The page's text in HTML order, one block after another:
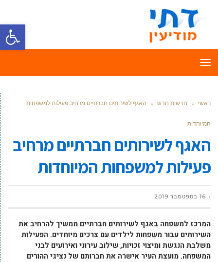
פתח
תפריט
ראשי » חדשות חדש » האגף לשירותים חברתיים מרחיב פעילות למשפחות
המיוחדות
האגף לשירותים חברתיים מרחיב
פעילות למשפחות המיוחדות
16 בספטמבר 2019
המרכז למשפחה באגף לשירותים חברתיים ממשיך להרחיב את
השירותים עבור משפחות לילדים עם צרכים מיוחדים. הפעילות
משלבת הנגשת ומיצוי זכויות, שילוב עירוני ואירועים לבני
המשפחה. מועצת העיר אישרה את חברותם של נציגי ההורים